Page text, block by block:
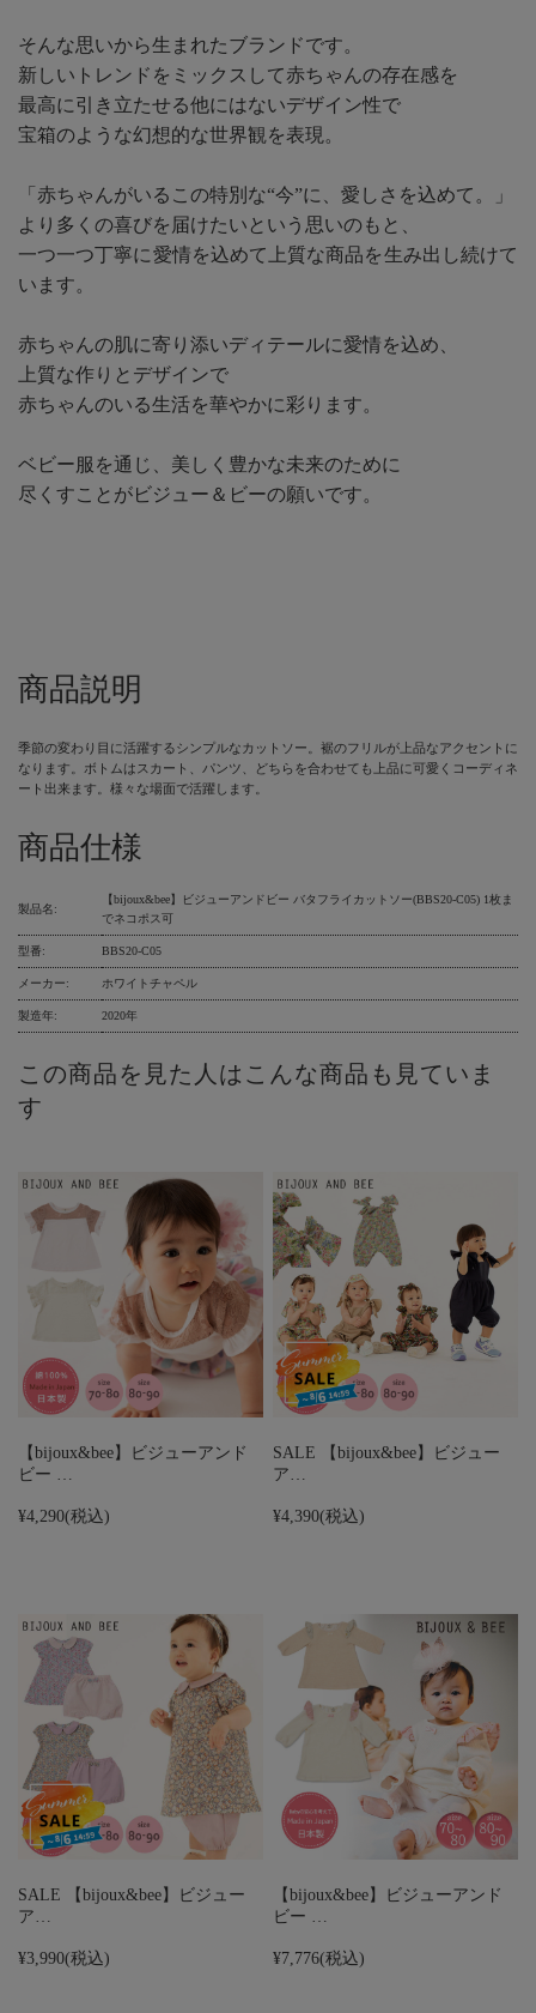
そんな思いから生まれたブランドです。
新しいトレンドをミックスして赤ちゃんの存在感を
最高に引き立たせる他にはないデザイン性で
宝箱のような幻想的な世界観を表現。
「赤ちゃんがいるこの特別な“今”に、愛しさを込めて。」
より多くの喜びを届けたいという思いのもと、
一つ一つ丁寧に愛情を込めて上質な商品を生み出し続けて
います。
赤ちゃんの肌に寄り添いディテールに愛情を込め、
上質な作りとデザインで
赤ちゃんのいる生活を華やかに彩ります。
ベビー服を通じ、美しく豊かな未来のために
尽くすことがビジュー＆ビーの願いです。
商品説明
季節の変わり目に活躍するシンプルなカットソー。裾のフリルが上品なアクセントに
なります。ボトムはスカート、パンツ、どちらを合わせても上品に可愛くコーディネ
ート出来ます。様々な場面で活躍します。
商品仕様
製品名:
【bijoux&bee】ビジューアンドビー バタフライカットソー(BBS20-C05) 1枚ま
でネコポス可
型番: BBS20-C05
メーカー: ホワイトチャペル
製造年: 2020年
この商品を見た人はこんな商品も見ていま
す
【bijoux&bee】ビジューアンド
ビー …
¥4,290(税込)
SALE 【bijoux&bee】ビジュー
ア…
¥4,390(税込)
SALE 【bijoux&bee】ビジュー
ア…
¥3,990(税込)
【bijoux&bee】ビジューアンド
ビー …
¥7,776(税込)